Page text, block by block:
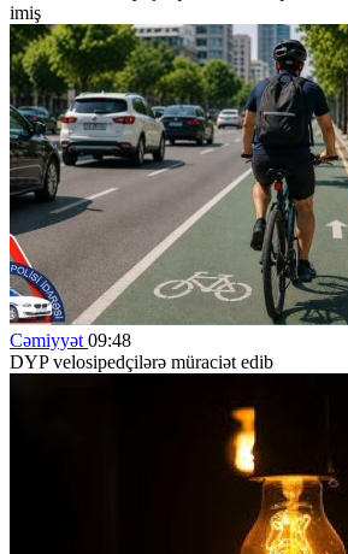
imiş
Cəmiyyət 09:48
DYP velosipedçilərə müraciət edib